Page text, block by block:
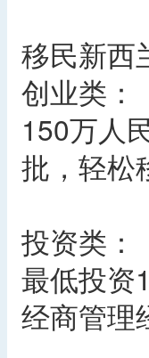
移民新西
创业类：
150万人
批，轻松
投资类：
最低投资
经商管理